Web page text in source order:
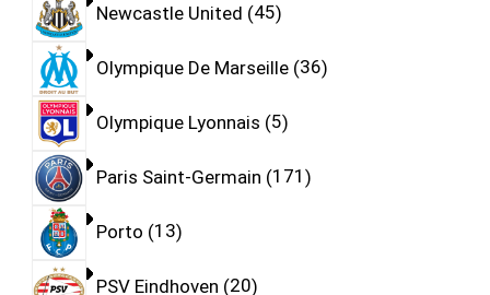
Newcastle United 45
Olympique De Marseille 36
Olympique Lyonnais 5
Paris Saint-Germain 171
Porto 13
PSV Eindhoven 20